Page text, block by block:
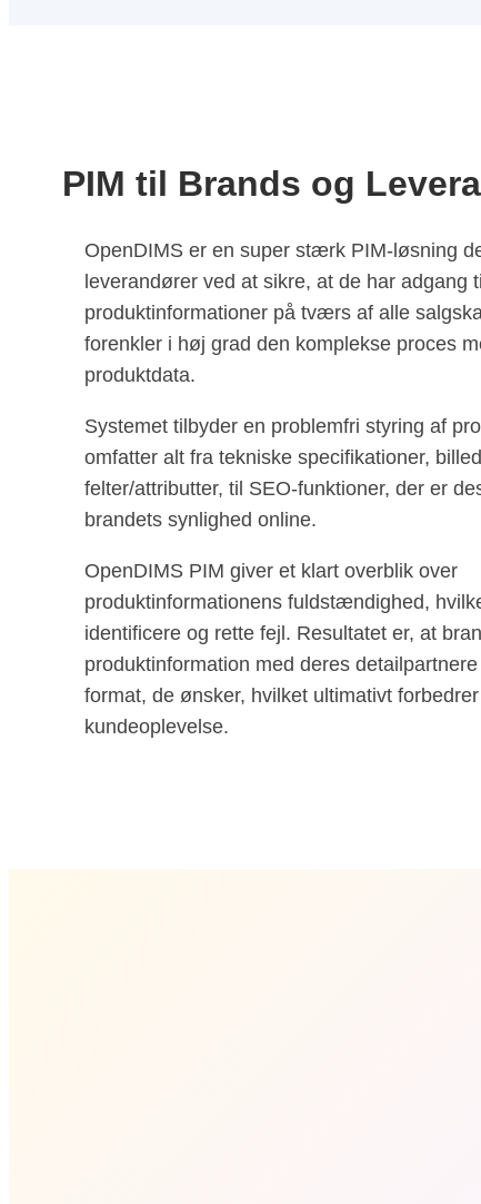
PIM til Brands og
OpenDIMS er en super stærk PIM-løsning
leverandører ved at sikre, at de har adgang
produktinformationer på tværs af alle
forenkler i høj grad den komplekse proces
produktdata.
Systemet tilbyder en problemfri styring af
omfatter alt fra tekniske specifikationer,
felter/attributter, til SEO-funktioner, der er
brandets synlighed online.
OpenDIMS PIM giver et klart overblik over
produktinformationens fuldstændighed,
identificere og rette fejl. Resultatet er, at
produktinformation med deres
format, de ønsker, hvilket ultimativt
kundeoplevelse.